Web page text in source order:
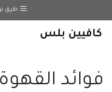
المحتوى
طرق
كافيين بلس
فوائد